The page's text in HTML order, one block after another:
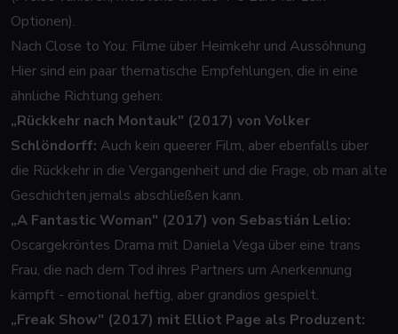
Optionen).
Nach Close to You: Filme über Heimkehr und Aussöhnung
Hier sind ein paar thematische Empfehlungen, die in eine
ähnliche Richtung gehen:
„Rückkehr nach Montauk" (2017) von Volker
Schlöndorff: Auch kein queerer Film, aber ebenfalls über
die Rückkehr in die Vergangenheit und die Frage, ob man alte
Geschichten jemals abschließen kann.
„A Fantastic Woman" (2017) von Sebastián Lelio:
Oscargekröntes Drama mit Daniela Vega über eine trans
Frau, die nach dem Tod ihres Partners um Anerkennung
kämpft - emotional heftig, aber grandios gespielt.
„Freak Show" (2017) mit Elliot Page als Produzent: